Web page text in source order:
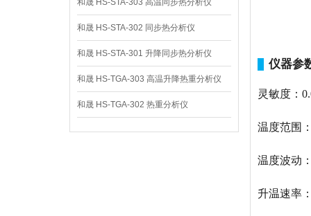
和晟 HS-STA-303 高温同步热分析仪
和晟 HS-STA-302 同步热分析仪
和晟 HS-STA-301 升降同步热分析仪
和晟 HS-TGA-303 高温升降热重分析仪
和晟 HS-TGA-302 热重分析仪
仪器参
灵敏度：
温度范围
温度波动
升温速率